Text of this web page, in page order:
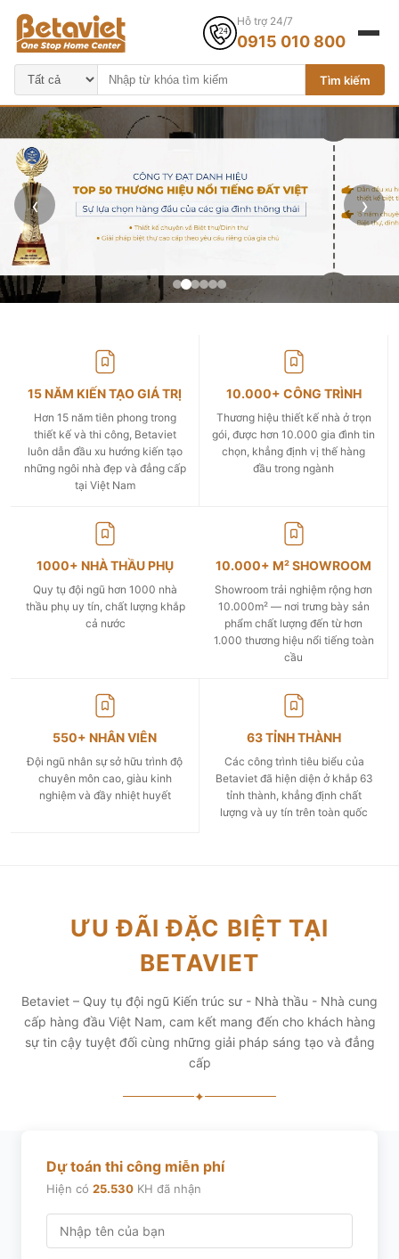
Tìm kiếm
Hỗ trợ 24/7
0915 010 800
‹ ›
15 NĂM KIẾN TẠO GIÁ TRỊ
Hơn 15 năm tiên phong trong
thiết kế và thi công, Betaviet
luôn dẫn đầu xu hướng kiến tạo
những ngôi nhà đẹp và đẳng cấp
tại Việt Nam
10.000+ CÔNG TRÌNH
Thương hiệu thiết kế nhà ở trọn
gói, được hơn 10.000 gia đình tin
chọn, khẳng định vị thế hàng
đầu trong ngành
1000+ NHÀ THẦU PHỤ
Quy tụ đội ngũ hơn 1000 nhà
thầu phụ uy tín, chất lượng khắp
cả nước
10.000+ M² SHOWROOM
Showroom trải nghiệm rộng hơn
10.000m² — nơi trưng bày sản
phẩm chất lượng đến từ hơn
1.000 thương hiệu nổi tiếng toàn
cầu
550+ NHÂN VIÊN
Đội ngũ nhân sự sở hữu trình độ
chuyên môn cao, giàu kinh
nghiệm và đầy nhiệt huyết
63 TỈNH THÀNH
Các công trình tiêu biểu của
Betaviet đã hiện diện ở khắp 63
tỉnh thành, khẳng định chất
lượng và uy tín trên toàn quốc
ƯU ĐÃI ĐẶC BIỆT TẠI
BETAVIET
Betaviet – Quy tụ đội ngũ Kiến trúc sư - Nhà thầu - Nhà cung
cấp hàng đầu Việt Nam, cam kết mang đến cho khách hàng
sự tin cậy tuyệt đối cùng những giải pháp sáng tạo và đẳng
cấp
✦
Dự toán thi công miễn phí
Hiện có 25.530 KH đã nhận